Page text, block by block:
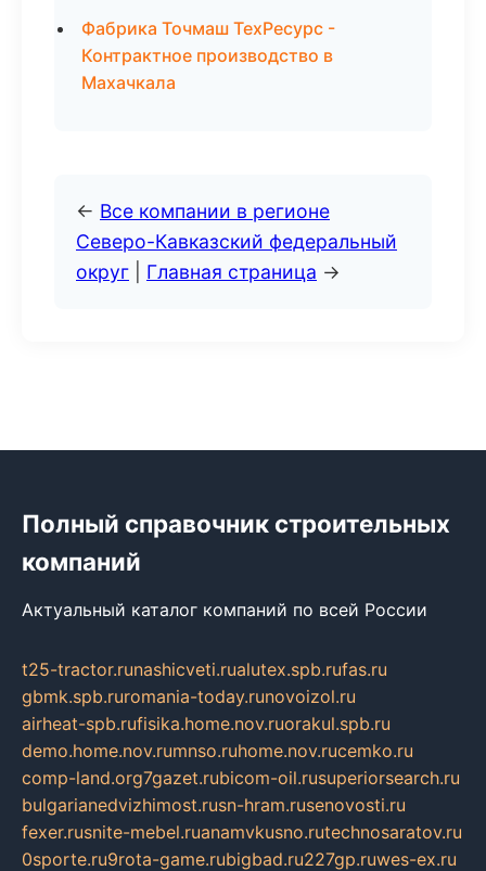
Фабрика Точмаш ТехРесурс -
Контрактное производство в
Махачкала
← Все компании в регионе
Северо-Кавказский федеральный
округ
Главная страница →
Полный справочник строительных
компаний
Актуальный каталог компаний по всей России
t25-tractor.runashicveti.rualutex.spb.rufas.ru
gbmk.spb.ruromania-today.runovoizol.ru
airheat-spb.rufisika.home.nov.ruorakul.spb.ru
demo.home.nov.rumnso.ruhome.nov.rucemko.ru
comp-land.org7gazet.rubicom-oil.rusuperiorsearch.ru
bulgarianedvizhimost.rusn-hram.rusenovosti.ru
fexer.rusnite-mebel.ruanamvkusno.rutechnosaratov.ru
0sporte.ru9rota-game.rubigbad.ru227gp.ruwes-ex.ru